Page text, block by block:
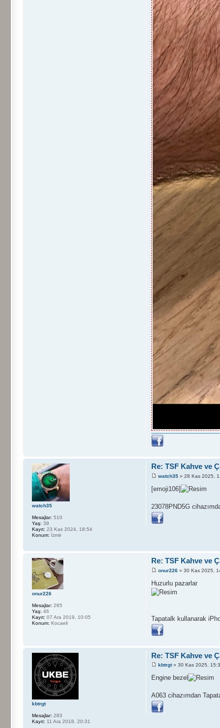
Re: TSF Kahve ve
watch35 » 28 Kas 2025,
[emoji106]
23078PND5G
watch35
Mesajlar: 510
Yaş: 39
Kayıt: 23 Kas 2024, 18:54
Konum: İzmir
Re: TSF Kahve ve
onur226 » 30 Kas 2025,
Huzurlu pazarlar
Tapatalk kullanarak
onur226
Mesajlar: 265
Yaş: 46
Kayıt: 07 Ara 2019, 10:05
Konum: Kocaeli
Re: TSF Kahve ve
kbtrgt» 30 Kas 2025,
Engine bezel
A063 cihazımdan
kbtrgt
Mesajlar: 283
Kayıt: 11 Ara 2018, 20:31